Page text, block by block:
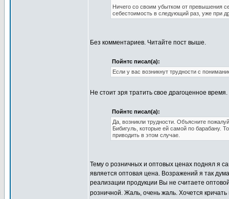
Ничего со своим убытком от превышения
себестоимость в следующий раз, уже при
Без комментариев. Читайте пост выше.
Пойнтс писал(а):
Если у вас возникнут трудности с
Не стоит зря тратить свое драгоценное
Пойнтс писал(а):
Да, возникли трудности. Объясните
Бибигуль, которые ей самой по барабану.
приводить в этом случае.
Тему о розничных и оптовых ценах поднял я
является оптовая цена. Возражений я так
реализации продукции Вы не считаете
розничной. Жаль, очень жаль. Хочется